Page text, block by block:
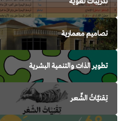
تصاميم معمارية
تطوير الذات والتنمية البشرية
تِقنيَّاتُ الشِّعر